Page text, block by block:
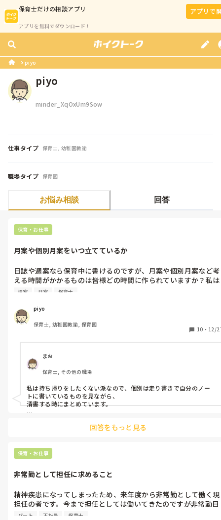
保育士だけの相談アプリ
アプリを無料でダウンロード！
アプリで
piyo
piyo
minder_XqOxUm9Sow
仕事タイプ 保育士, 幼稚園教諭
職場タイプ 保育園
お悩み相談 回答
保育・お仕事
月案や個別月案をいつ立てているか
日誌や週案なら保育中に書けるのですが、月案や個別月案など考
える時間がかかるものは皆様どの時間に作られていますか？私は
保育雑誌を参考に、内容は薄っぺらいものの保育時間内でどうに
込む先生が多く…個人の力量によると思うのですがやはり持ち帰
り仕事0は不可能な気がしていまして。参考までに皆様がどの時
間で立てているのか教えていただけるとありがたいです。
週案 月案 保育士
piyo
保育士, 幼稚園教諭, 保育園
10 ・ 12/
まお
保育士, その他の職場
私は持ち帰りをしたくない派なので、個別は走り書きで自分のノー
トに書いているものを見ながら、
清書する時にまとめています。
他のクラスとも助け合いながら、持ち帰り無しで頑張っています
よ！
回答をもっと見る
保育・お仕事
非常勤として担任に求めること
精神疾患になってしまったため、来年度から非常勤として働く現
担任の者です。今まで担任としては働いてきたのですが非常勤目
線で保育をしたことがないので、こういうことをしてもらえると
パート 正社員 保育士